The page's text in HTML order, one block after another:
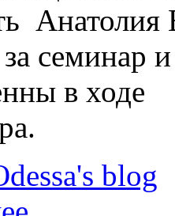
Анатолия
семинар
в ходе
blog